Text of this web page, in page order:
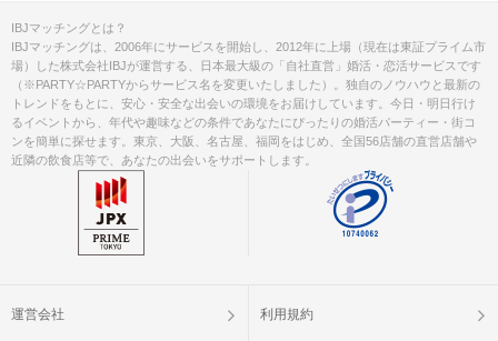
IBJマッチングとは？
IBJマッチングは、2006年にサービスを開始し、2012年に上場（現在は東証プライム市
場）した株式会社IBJが運営する、日本最大級の「自社直営」婚活・恋活サービスです
（※PARTY☆PARTYからサービス名を変更いたしました）。独自のノウハウと最新の
トレンドをもとに、安心・安全な出会いの環境をお届けしています。今日・明日行け
るイベントから、年代や趣味などの条件であなたにぴったりの婚活パーティー・街コ
ンを簡単に探せます。東京、大阪、名古屋、福岡をはじめ、全国56店舗の直営店舗や
近隣の飲食店等で、あなたの出会いをサポートします。
運営会社 利用規約